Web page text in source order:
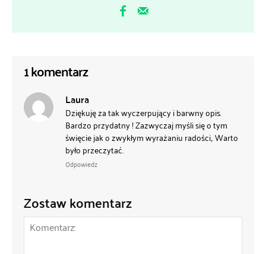
1 komentarz
Laura
Dziękuję za tak wyczerpujący i barwny opis.
Bardzo przydatny ! Zazwyczaj myśli się o tym
święcie jak o zwykłym wyrażaniu radości,. Warto
było przeczytać.
Odpowiedz
Zostaw komentarz